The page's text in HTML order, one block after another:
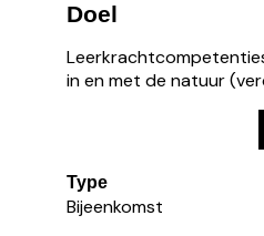
Doel
in en met de natuur
Type
Bijeenkomst